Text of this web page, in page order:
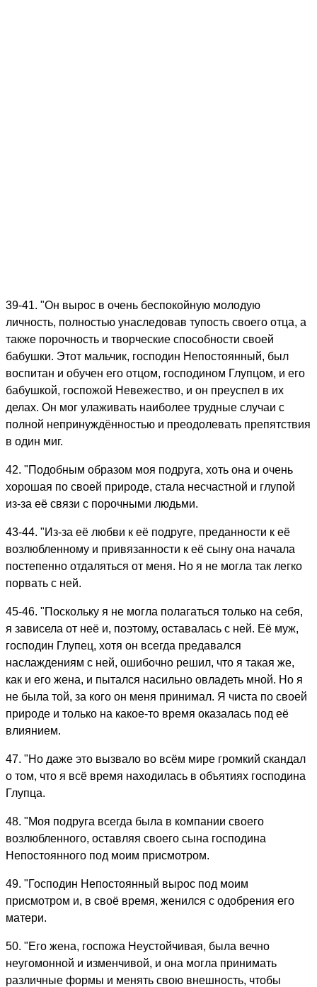
39-41. "Он вырос в очень беспокойную молодую
личность, полностью унаследовав тупость своего отца, а
также пopoчность и творческие способности своей
бабушки. Этот мальчик, господин Непостоянный, был
воспитан и обучен его отцом, господином Глупцом, и его
бабушкой, госпожой Невежество, и он преуспел в их
делах. Он мог улаживать наиболее трудные случаи с
полной непринуждённостью и преодолевать препятствия
в один миг.
42. "Подобным образом моя подруга, хоть она и очень
хорошая по своей природе, стала несчастной и глупой
из-за её связи с пopoчными людьми.
43-44. "Из-за её любви к её подруге, преданности к её
возлюбленному и привязанности к её сыну она начала
постепенно отдаляться от меня. Но я не могла так легко
порвать с ней.
45-46. "Поскольку я не могла полагаться только на себя,
я зависела от неё и, поэтому, оставалась с ней. Её муж,
господин Глупец, хотя он всегда предавался
наслаждениям с ней, ошибочно решил, что я такая же,
как и его жена, и пытался нaсильнo овладеть мной. Но я
не была той, за кого он меня принимал. Я чиста по своей
природе и только на какое-то время оказалась под её
влиянием.
47. "Но даже это вызвало во всём мире громкий скандал
о том, что я всё время находилась в oбъятиях господина
Глупца.
48. "Моя подруга всегда была в компании своего
возлюбленного, оставляя своего сына господина
Непостоянного под моим присмотром.
49. "Господин Непостоянный вырос под моим
присмотром и, в своё время, женился с одобрения его
матери.
50. "Его жена, госпожа Неустойчивая, была вечно
неугомонной и изменчивой, и она могла принимать
различные формы и менять свою внешность, чтобы